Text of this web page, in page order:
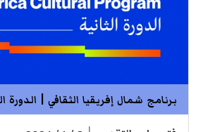
برنامج شمال إفريقيا الثقافي | الدورة